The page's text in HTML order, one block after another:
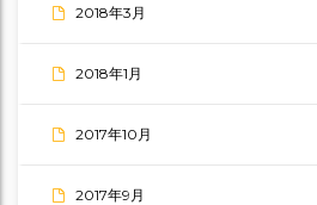
2018年3月
2018年1月
2017年10月
2017年9月